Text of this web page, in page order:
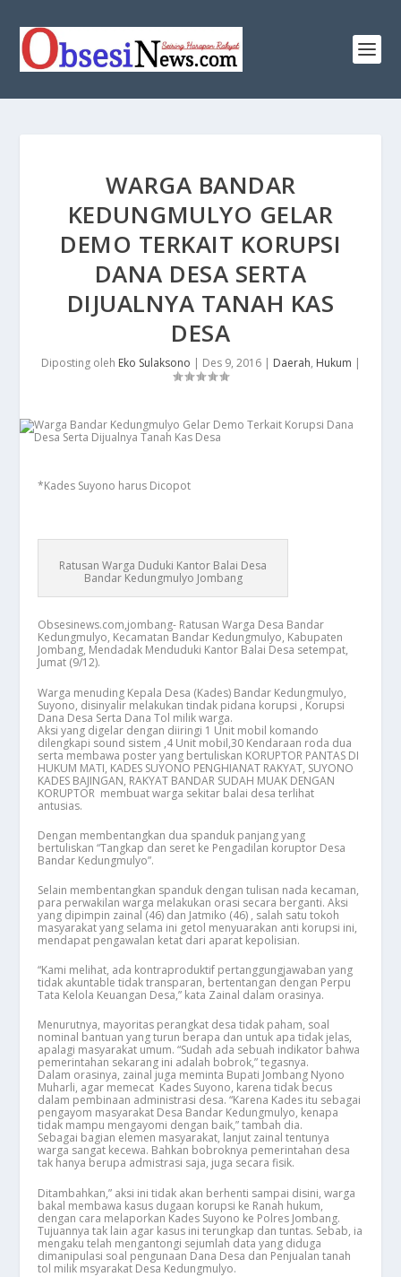
​WARGA BANDAR
KEDUNGMULYO GELAR
DEMO TERKAIT KORUPSI
DANA DESA SERTA
DIJUALNYA TANAH KAS
DESA
Diposting oleh Eko Sulaksono | Des 9, 2016| Daerah, Hukum |
*Kades Suyono harus Dicopot
Ratusan Warga Duduki Kantor Balai Desa
Bandar Kedungmulyo Jombang
Obsesinews.com,jombang- Ratusan Warga Desa Bandar
Kedungmulyo, Kecamatan Bandar Kedungmulyo, Kabupaten
Jombang, Mendadak Menduduki Kantor Balai Desa setempat,
Jumat (9/12).
Warga menuding Kepala Desa (Kades) Bandar Kedungmulyo,
Suyono, disinyalir melakukan tindak pidana korupsi , Korupsi
Dana Desa Serta Dana Tol milik warga.
Aksi yang digelar dengan diiringi 1 Unit mobil komando
dilengkapi sound sistem ,4 Unit mobil,30 Kendaraan roda dua
serta membawa poster yang bertuliskan KORUPTOR PANTAS DI
HUKUM MATI, KADES SUYONO PENGHIANAT RAKYAT, SUYONO
KADES BAJINGAN, RAKYAT BANDAR SUDAH MUAK DENGAN
KORUPTOR membuat warga sekitar balai desa terlihat
antusias.
Dengan membentangkan dua spanduk panjang yang
bertuliskan “Tangkap dan seret ke Pengadilan koruptor Desa
Bandar Kedungmulyo”.
Selain membentangkan spanduk dengan tulisan nada kecaman,
para perwakilan warga melakukan orasi secara berganti. Aksi
yang dipimpin zainal (46) dan Jatmiko (46) , salah satu tokoh
masyarakat yang selama ini getol menyuarakan anti korupsi ini,
mendapat pengawalan ketat dari aparat kepolisian.
“Kami melihat, ada kontraproduktif pertanggungjawaban yang
tidak akuntable tidak transparan, bertentangan dengan Perpu
Tata Kelola Keuangan Desa,” kata Zainal dalam orasinya.
Menurutnya, mayoritas perangkat desa tidak paham, soal
nominal bantuan yang turun berapa dan untuk apa tidak jelas,
apalagi masyarakat umum. “Sudah ada sebuah indikator bahwa
pemerintahan sekarang ini adalah bobrok,” tegasnya.
Dalam orasinya, zainal juga meminta Bupati Jombang Nyono
Muharli, agar memecat Kades Suyono, karena tidak becus
dalam pembinaan administrasi desa. “Karena Kades itu sebagai
pengayom masyarakat Desa Bandar Kedungmulyo, kenapa
tidak mampu mengayomi dengan baik,” tambah dia.
Sebagai bagian elemen masyarakat, lanjut zainal tentunya
warga sangat kecewa. Bahkan bobroknya pemerintahan desa
tak hanya berupa admistrasi saja, juga secara fisik.
Ditambahkan,” aksi ini tidak akan berhenti sampai disini, warga
bakal membawa kasus dugaan korupsi ke Ranah hukum,
dengan cara melaporkan Kades Suyono ke Polres Jombang.
Tujuannya tak lain agar kasus ini terungkap dan tuntas. Sebab, ia
mengaku telah mengantongi sejumlah data yang diduga
dimanipulasi soal pengunaan Dana Desa dan Penjualan tanah
tol milik msyarakat Desa Kedungmulyo.